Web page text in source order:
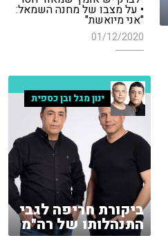
• על מצבו של מחנה השמאל:
"אני מיואשת"
01/12/2020
ינון מגל ובן כספית
ביקורת חריפה לגבי
התנהלותו של רה"מ